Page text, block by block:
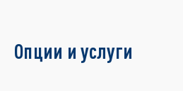
Опции и услуги